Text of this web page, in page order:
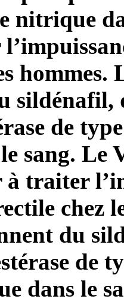
nitrique
de
sang. Le
traiter
chez
du
de
dans le